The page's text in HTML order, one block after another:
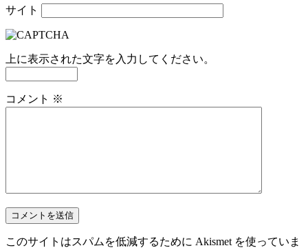
サイト
上に表示された文字を入力してください。
コメント ※
このサイトはスパムを低減するために Akismet を使っていま